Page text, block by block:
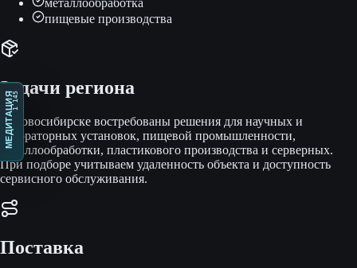
пищевые производства
Задачи региона
В Новосибирске востребованы решения для научных и
лабораторных установок, пищевой промышленности,
металлообработки, пластикового производства и серверных.
При подборе учитываем удаленность объекта и доступность
сервисного обслуживания.
Поставка
МЕДИТАЦИЯ1 145